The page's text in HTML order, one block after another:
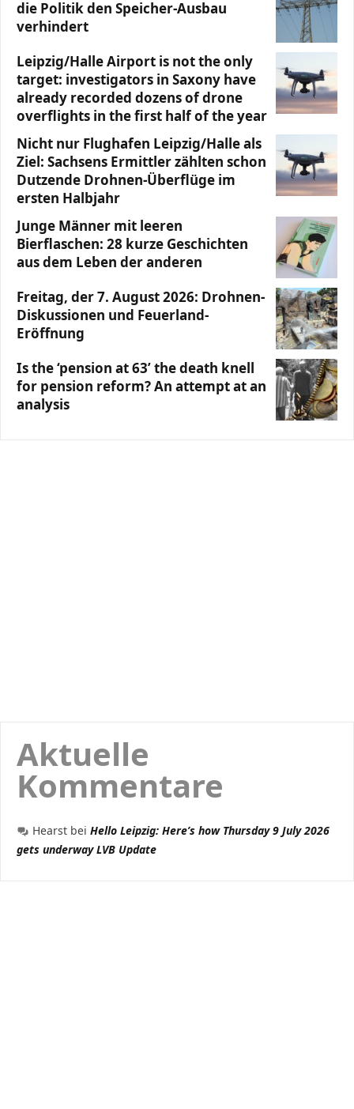
die Politik den Speicher-Ausbau
verhindert
Leipzig/Halle Airport is not the only
target: investigators in Saxony have
already recorded dozens of drone
overflights in the first half of the year
Nicht nur Flughafen Leipzig/Halle als
Ziel: Sachsens Ermittler zählten schon
Dutzende Drohnen-Überflüge im
ersten Halbjahr
Junge Männer mit leeren
Bierflaschen: 28 kurze Geschichten
aus dem Leben der anderen
Freitag, der 7. August 2026: Drohnen-
Diskussionen und Feuerland-
Eröffnung
Is the ‘pension at 63’ the death knell
for pension reform? An attempt at an
analysis
Aktuelle
Kommentare
Hearst bei Hello Leipzig: Here’s how Thursday 9 July 2026
gets underway LVB Update